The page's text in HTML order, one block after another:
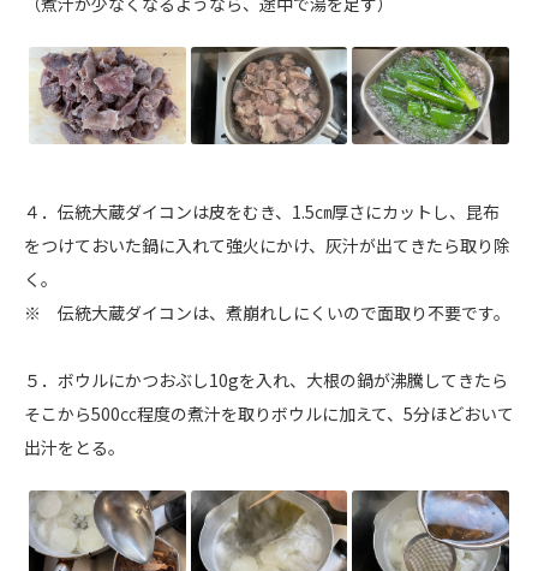
４．伝統大蔵ダイコンは皮をむき、1.5㎝厚さにカットし、昆布
をつけておいた鍋に入れて強火にかけ、灰汁が出てきたら取り除
く。
※ 伝統大蔵ダイコンは、煮崩れしにくいので面取り不要です。
５．ボウルにかつおぶし10gを入れ、大根の鍋が沸騰してきたら
そこから500㏄程度の煮汁を取りボウルに加えて、5分ほどおいて
出汁をとる。